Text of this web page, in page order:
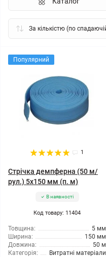
Популярний
1
Стрічка демпферна (50 м/
рул.) 5x150 мм (п. м)
В наявності
Код товару: 11404
Товщина:
5 мм
Ширина:
150 мм
Довжина:
50 м
Категорія:
Витратні матеріали